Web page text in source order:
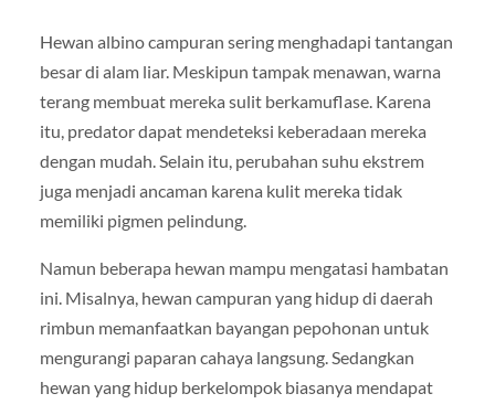
Hewan albino campuran sering menghadapi tantangan
besar di alam liar. Meskipun tampak menawan, warna
terang membuat mereka sulit berkamuflase. Karena
itu, predator dapat mendeteksi keberadaan mereka
dengan mudah. Selain itu, perubahan suhu ekstrem
juga menjadi ancaman karena kulit mereka tidak
memiliki pigmen pelindung.
Namun beberapa hewan mampu mengatasi hambatan
ini. Misalnya, hewan campuran yang hidup di daerah
rimbun memanfaatkan bayangan pepohonan untuk
mengurangi paparan cahaya langsung. Sedangkan
hewan yang hidup berkelompok biasanya mendapat